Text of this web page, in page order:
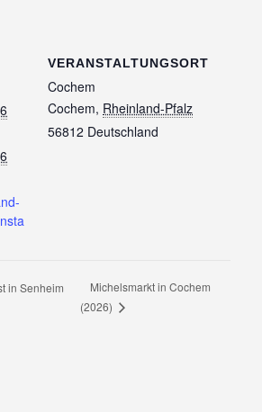
VERANSTALTUNGSORT
Cochem
Cochem, Rheinland-Pfalz
56812 Deutschland
in Senheim
Michelsmarkt in Cochem
(2026)